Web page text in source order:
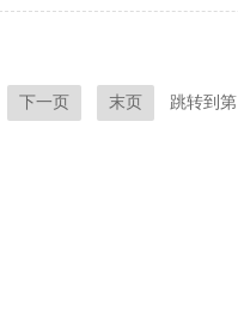
下一页 末页 跳转到第